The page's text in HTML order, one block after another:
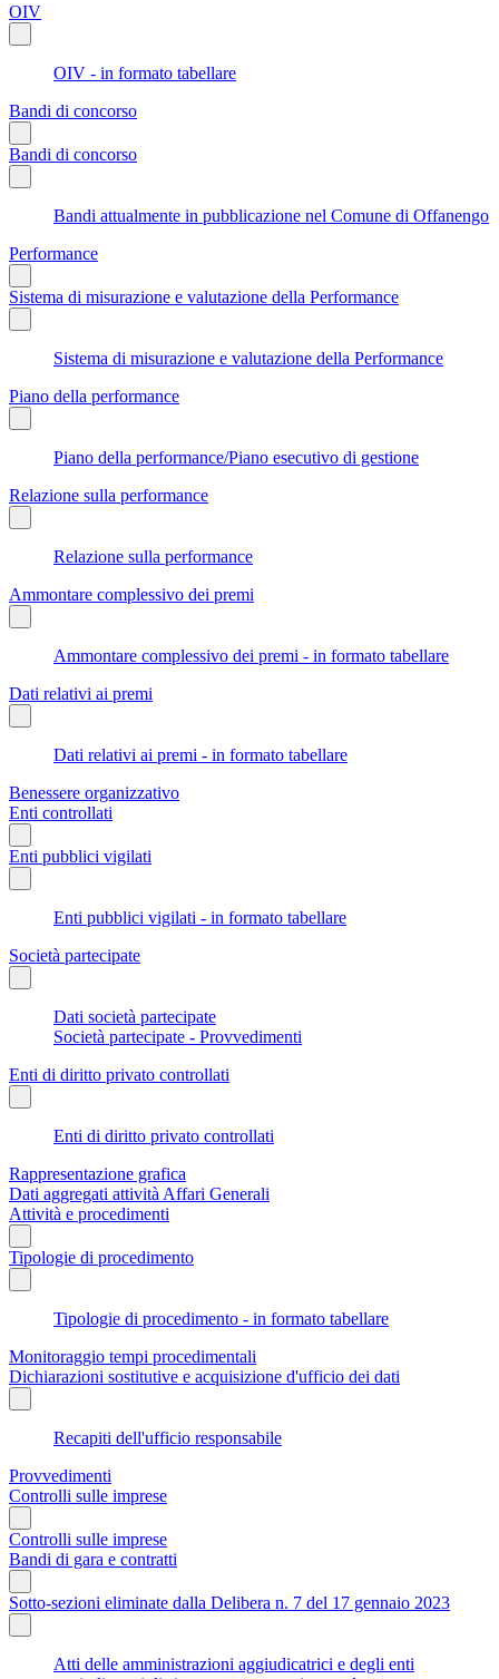
OIV
OIV - in formato tabellare
Bandi di concorso
Bandi di concorso
Bandi attualmente in pubblicazione nel Comune di Offanengo
Performance
Sistema di misurazione e valutazione della Performance
Sistema di misurazione e valutazione della Performance
Piano della performance
Piano della performance/Piano esecutivo di gestione
Relazione sulla performance
Relazione sulla performance
Ammontare complessivo dei premi
Ammontare complessivo dei premi - in formato tabellare
Dati relativi ai premi
Dati relativi ai premi - in formato tabellare
Benessere organizzativo
Enti controllati
Enti pubblici vigilati
Enti pubblici vigilati - in formato tabellare
Società partecipate
Dati società partecipate
Società partecipate - Provvedimenti
Enti di diritto privato controllati
Enti di diritto privato controllati
Rappresentazione grafica
Dati aggregati attività Affari Generali
Attività e procedimenti
Tipologie di procedimento
Tipologie di procedimento - in formato tabellare
Monitoraggio tempi procedimentali
Dichiarazioni sostitutive e acquisizione d'ufficio dei dati
Recapiti dell'ufficio responsabile
Provvedimenti
Controlli sulle imprese
Controlli sulle imprese
Bandi di gara e contratti
Sotto-sezioni eliminate dalla Delibera n. 7 del 17 gennaio 2023
Atti delle amministrazioni aggiudicatrici e degli enti